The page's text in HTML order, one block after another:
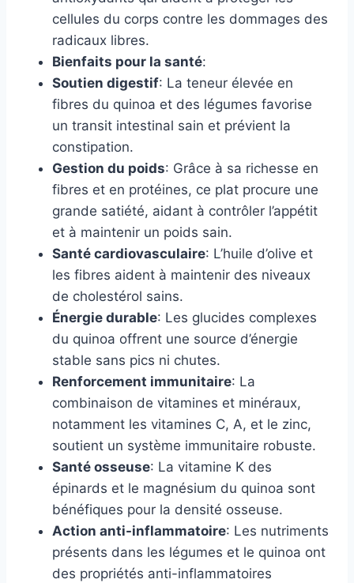
cellules du corps contre les dommages des
radicaux libres.
Bienfaits pour la santé:
Soutien digestif: La teneur élevée en
fibres du quinoa et des légumes favorise
un transit intestinal sain et prévient la
constipation.
Gestion du poids: Grâce à sa richesse en
fibres et en protéines, ce plat procure une
grande satiété, aidant à contrôler l’appétit
et à maintenir un poids sain.
Santé cardiovasculaire: L’huile d’olive et
les fibres aident à maintenir des niveaux
de cholestérol sains.
Énergie durable: Les glucides complexes
du quinoa offrent une source d’énergie
stable sans pics ni chutes.
Renforcement immunitaire: La
combinaison de vitamines et minéraux,
notamment les vitamines C, A, et le zinc,
soutient un système immunitaire robuste.
Santé osseuse: La vitamine K des
épinards et le magnésium du quinoa sont
bénéfiques pour la densité osseuse.
Action anti-inflammatoire: Les nutriments
présents dans les légumes et le quinoa ont
des propriétés anti-inflammatoires